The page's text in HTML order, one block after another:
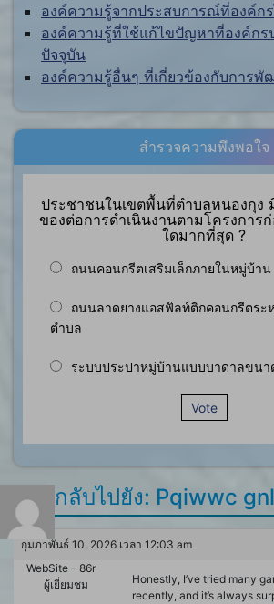
องค์ความรู้จากประสบการณ์ที่องค์ก
องค์ความรู้ที่ใช้แก้ไขปัญหาที่องค์กร
ปัจจุบัน
องค์ความรู้อื่นๆ ที่เกี่ยวข้องกับการพั
สำรวจความพึงพอใจ
ประชาชนในเขตพื้นที่ตำบลหนองกุง
ของต่อการดำเนินงานตามโครงการ
ใดมากที่สุด ?
ถนนคอนกรีตเสริมเล็กภายในหมู่บ้าน
ถนนลาดยางแอสฟัลท์ติกคอนกรีตระ
ตำบล
ระบบประปาหมู่บ้านแบบบาดาลขนา
Vote
ตอบกลับไปยัง: Pqiwwc
กุมภาพันธ์ 10, 2026 เวลา 12:03 am
WebSite – 86r
ผู้เยี่ยมชม
Honestly, I’ve tried many
recently, and it’s always